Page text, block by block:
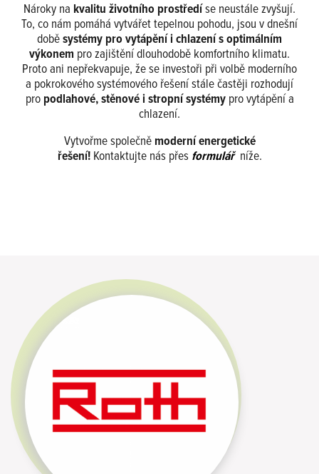
Nároky na kvalitu životního prostředíse neustále zvyšují.
To, co nám pomáhá vytvářet tepelnou pohodu, jsou v dnešní
doběsystémy pro vytápění i chlazení s optimálním
výkonem pro zajištění dlouhodobě komfortního klimatu.
Proto ani nepřekvapuje, že se investoři při volbě moderního
a pokrokového systémového řešení stále častěji rozhodují
pro podlahové, stěnové i stropní systémypro vytápění a
chlazení.
Vytvořme společně moderní energetické
řešení! Kontaktujte nás přes formulářníže.